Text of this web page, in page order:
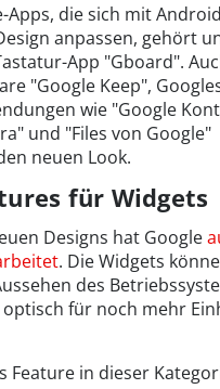
Apps, die sich mit
anpassen, gehört
App "Gboard".
"Google Keep",
wie "Google
und "Files von Google"
neuen Look.
für Widgets
Designs hat Google
. Die Widgets
des
für noch mehr
Feature in dieser